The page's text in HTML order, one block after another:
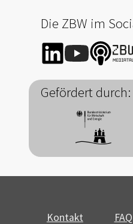
Die ZBW im
Gefördert durch:
Kontakt FAQ